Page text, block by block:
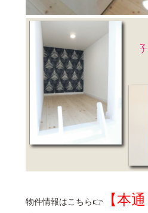
物件情報はこちら👉【本